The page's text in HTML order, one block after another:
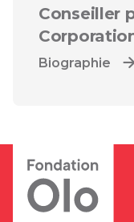
Conseiller
Ouvre une
Biographie